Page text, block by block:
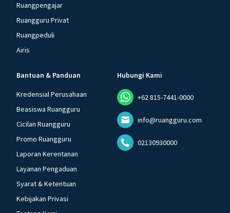
Ruangpengajar
Ruangguru Privat
Ruangpeduli
Airis
Bantuan & Panduan
Kredensial Perusahaan
Beasiswa Ruangguru
Cicilan Ruangguru
Promo Ruangguru
Laporan Kerentanan
Layanan Pengaduan
Syarat & Ketentuan
Kebijakan Privasi
Hubungi Kami
+62 815-7441-0000
info@ruangguru.com
02130930000